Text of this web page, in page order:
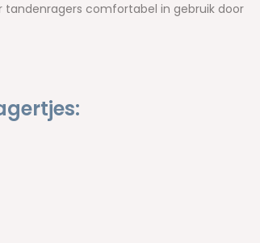
tandenragers comfortabel in gebruik door